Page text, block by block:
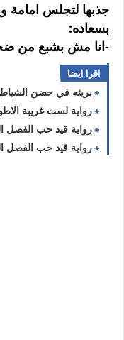
جذبها لتجلس
بسعاده:
-انا مش بشبع من
اقرا ايضا
بريئه في حضن الشياطين
رواية لست غريبة الاطوار
رواية قيد حب الفصل
رواية قيد حب الفصل